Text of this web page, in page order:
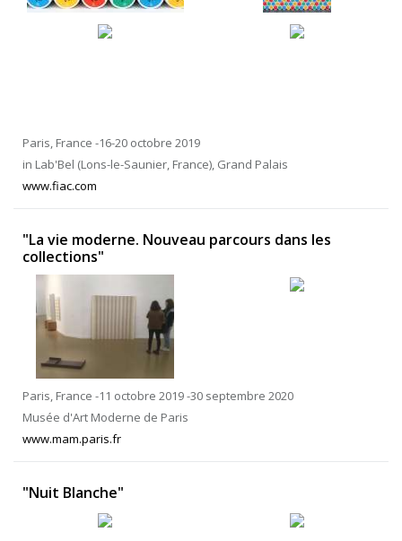
Paris, France -16-20 octobre 2019
in Lab'Bel (Lons-le-Saunier, France), Grand Palais
www.fiac.com
"La vie moderne. Nouveau parcours dans les
collections"
Paris, France -11 octobre 2019 -30 septembre 2020
Musée d'Art Moderne de Paris
www.mam.paris.fr
"Nuit Blanche"